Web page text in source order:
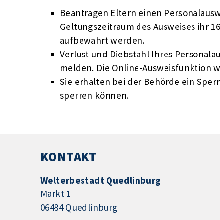
Beantragen Eltern einen
Geltungszeitraum des Ausweises ihr
aufbewahrt werden.
Verlust und Diebstahl Ihres
melden. Die Online-Ausweisfunktion
Sie erhalten bei der Behörde ein
sperren können.
KONTAKT
Welterbestadt Quedlinburg
Markt 1
06484 Quedlinburg